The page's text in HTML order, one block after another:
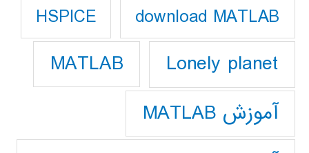
download MATLAB
HSPICE
Lonely planet
MATLAB
آموزش MATLAB